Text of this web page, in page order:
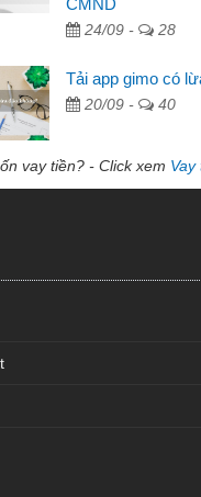
vốn nhập
tôi đã giải
CMND
24/09 - 28
Tải app gimo có
20/09 - 40
vay tiền? - Click xem Vay